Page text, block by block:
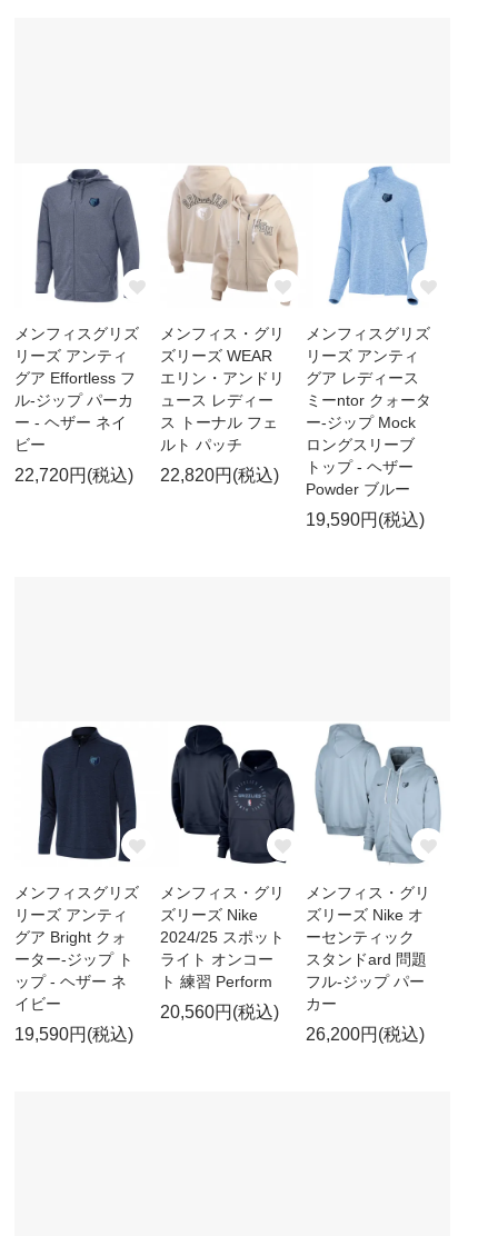
メンフィスグリズ
リーズ アンティ
グア Effortless フ
ル-ジップ パーカ
ー - ヘザー ネイ
ビー
22,720円(税込)
メンフィス・グリ
ズリーズ WEAR
エリン・アンドリ
ュース レディー
ス トーナル フェ
ルト パッチ
22,820円(税込)
メンフィスグリズ
リーズ アンティ
グア レディース
ミーntor クォータ
ー-ジップ Mock
ロングスリーブ
トップ - ヘザー
Powder ブルー
19,590円(税込)
メンフィスグリズ
リーズ アンティ
グア Bright クォ
ーター-ジップ ト
ップ - ヘザー ネ
イビー
19,590円(税込)
メンフィス・グリ
ズリーズ Nike
2024/25 スポット
ライト オンコー
ト 練習 Perform
20,560円(税込)
メンフィス・グリ
ズリーズ Nike オ
ーセンティック
スタンドard 問題
フル-ジップ パー
カー
26,200円(税込)